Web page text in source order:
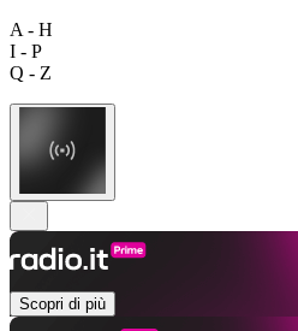
A - H
I - P
Q - Z
Scopri di più